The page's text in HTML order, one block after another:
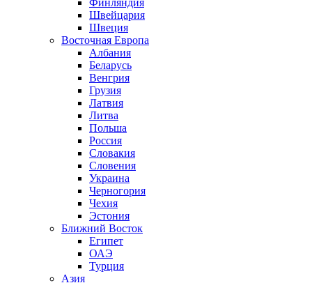
Финляндия
Швейцария
Швеция
Восточная Европа
Албания
Беларусь
Венгрия
Грузия
Латвия
Литва
Польша
Россия
Словакия
Словения
Украина
Черногория
Чехия
Эстония
Ближний Восток
Египет
ОАЭ
Турция
Азия